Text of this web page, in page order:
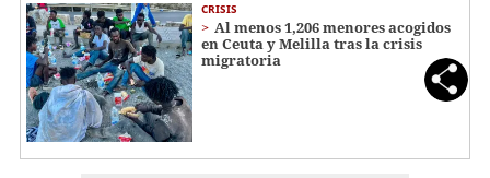
CRISIS
Al menos 1,206 menores acogidos
en Ceuta y Melilla tras la crisis
migratoria